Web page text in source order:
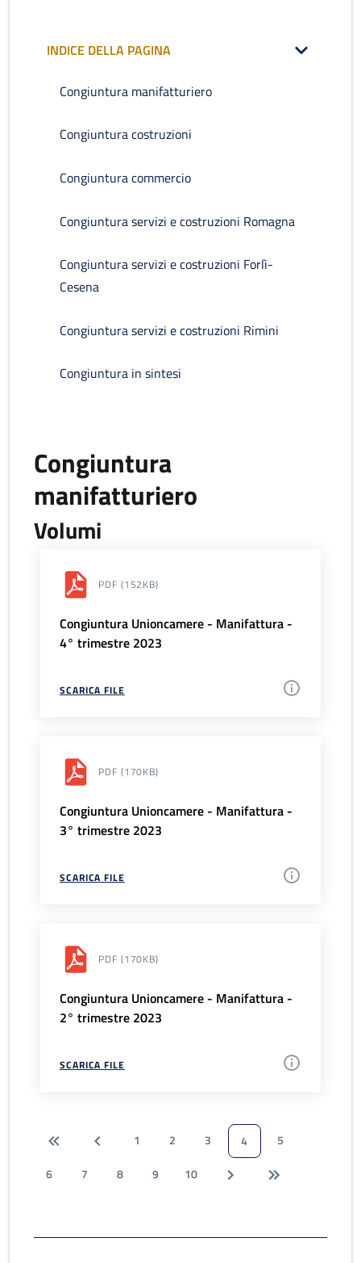
INDICE DELLA PAGINA
Congiuntura manifatturiero
Congiuntura costruzioni
Congiuntura commercio
Congiuntura servizi e costruzioni Romagna
Congiuntura servizi e costruzioni Forlì-
Cesena
Congiuntura servizi e costruzioni Rimini
Congiuntura in sintesi
Congiuntura
manifatturiero
Volumi
PDF (152KB)
Congiuntura Unioncamere - Manifattura -
4° trimestre 2023
SCARICA FILE
PDF (170KB)
Congiuntura Unioncamere - Manifattura -
3° trimestre 2023
SCARICA FILE
PDF (170KB)
Congiuntura Unioncamere - Manifattura -
2° trimestre 2023
SCARICA FILE
1 2 3 4
5
6
7 8 9 10